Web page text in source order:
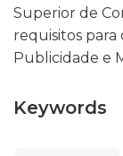
Superior de
requisitos
Publicidade e
Keywords